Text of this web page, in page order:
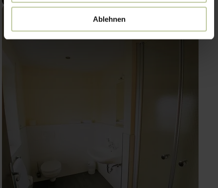
Ablehnen